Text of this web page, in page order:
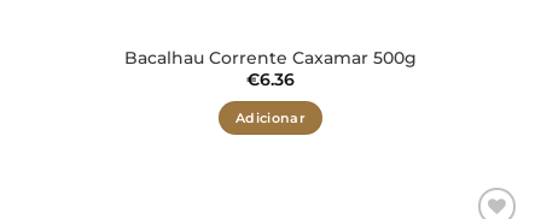
Bacalhau Corrente Caxamar 500g
€6.36
Adicionar